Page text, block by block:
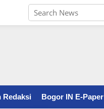
Redaksi Bogor IN E-Paper